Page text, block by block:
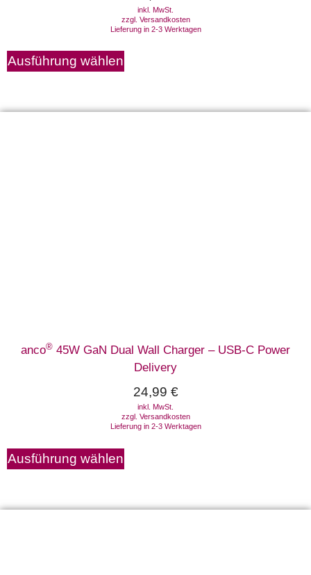
inkl. MwSt.
zzgl. Versandkosten
Lieferung in 2-3 Werktagen
Ausführung wählen
anco® 45W GaN Dual Wall Charger – USB-C Power
Delivery
24,99 €
inkl. MwSt.
zzgl. Versandkosten
Lieferung in 2-3 Werktagen
Ausführung wählen